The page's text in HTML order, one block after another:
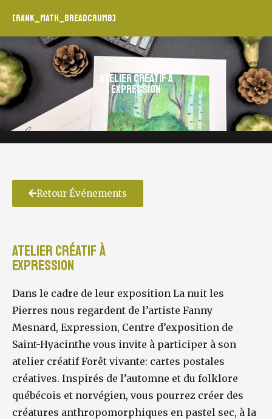
[rank_math_breadcrumb]
Atelier créatif à
Expression
Retour Événements
Atelier créatif à
Expression
Dans le cadre de leur exposition La nuit les
Pierres nous regardent de l’artiste Fanny
Mesnard, Expression, Centre d’exposition de
Saint-Hyacinthe vous invite à participer à son
atelier créatif Forêt vivante: cartes postales
créatives. Inspirés de l’automne et du folklore
québécois et norvégien, vous pourrez créer des
créatures anthropomorphiques en pastel sec, à la